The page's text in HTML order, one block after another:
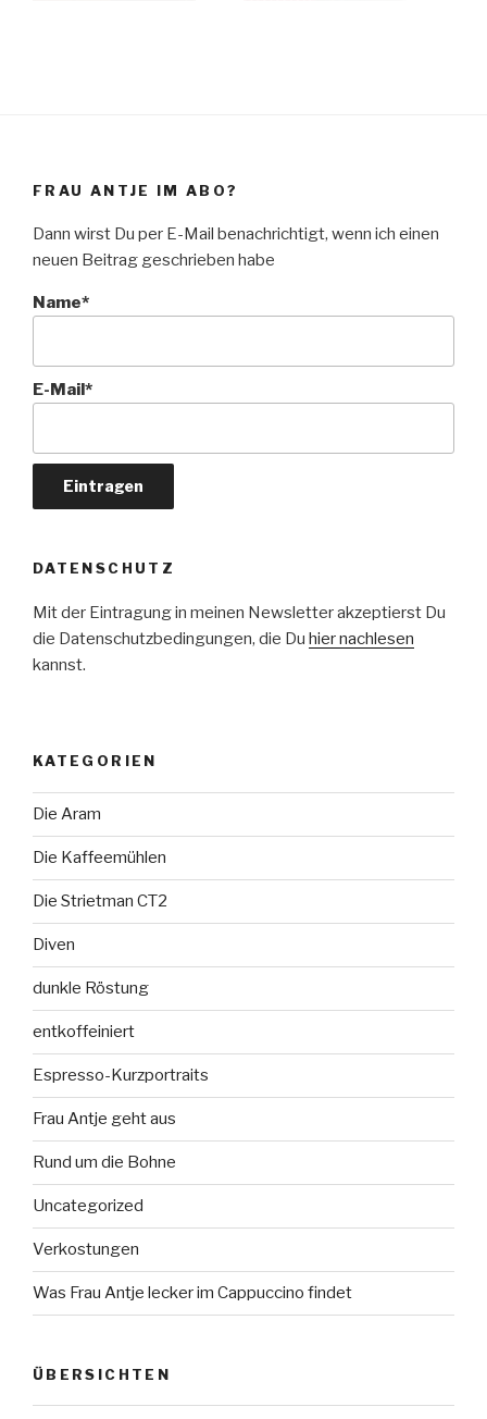
FRAU ANTJE IM ABO?
Dann wirst Du per E-Mail benachrichtigt, wenn ich einen
neuen Beitrag geschrieben habe
Name*
E-Mail*
DATENSCHUTZ
Mit der Eintragung in meinen Newsletter akzeptierst Du
die Datenschutzbedingungen, die Du hier nachlesen
kannst.
KATEGORIEN
Die Aram
Die Kaffeemühlen
Die Strietman CT2
Diven
dunkle Röstung
entkoffeiniert
Espresso-Kurzportraits
Frau Antje geht aus
Rund um die Bohne
Uncategorized
Verkostungen
Was Frau Antje lecker im Cappuccino findet
ÜBERSICHTEN